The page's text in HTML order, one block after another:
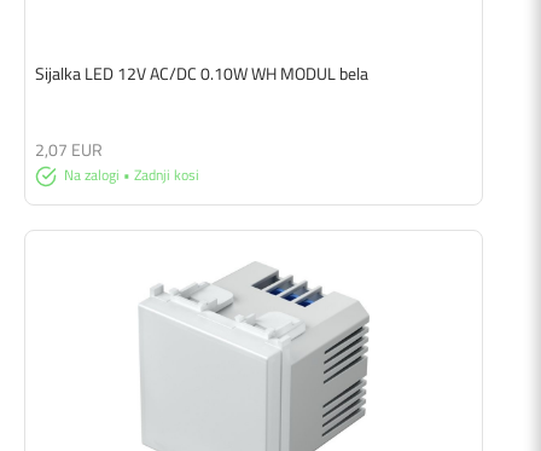
Sijalka LED 12V AC/DC 0.10W WH MODUL bela
Na zalogi • Zadnji kosi
2,07 EUR